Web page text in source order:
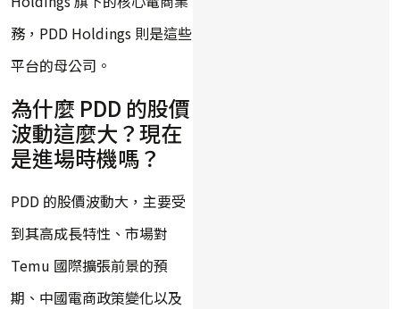
務，PDD Holdings 則是這些
平台的母公司。
為什麼 PDD 的股價
波動這麼大？現在
是進場時機嗎？
PDD 的股價波動大，主要受
到其高成長特性、市場對
Temu 國際擴張前景的預
期、中國電商政策變化以及